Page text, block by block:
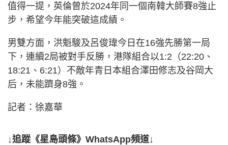
值得一提，英倫曾於2024年同一個南韓大師賽8強止
步，希望今年能突破這成績。
男雙方面，洪魁駿及呂俊瑋今日在16強先勝第一局
下，連續2局被對手反勝，港隊組合以1:2（22:20、
18:21、6:21）不敵年青日本組合澤田修志及谷岡大
后，未能躋身8強。
記者：徐嘉華
↓追蹤《星島頭條》WhatsApp頻道↓